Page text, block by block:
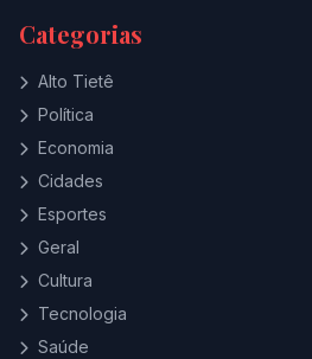
Categorias
Alto Tietê
Política
Economia
Cidades
Esportes
Geral
Cultura
Tecnologia
Saúde